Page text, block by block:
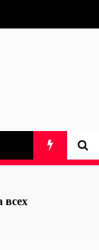
всех